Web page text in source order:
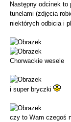
Następny odcinek to
tunelami (zdjęcia
niektórych odbicia i
Chorwackie wesele
i super bryczki
czy to Wam czegoś